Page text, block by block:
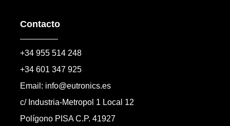
Contacto
+34 955 514 248
+34 601 347 925
Email: info@eutronics.es
c/ Industria-Metropol 1 Local 12
Polígono PISA C.P. 41927